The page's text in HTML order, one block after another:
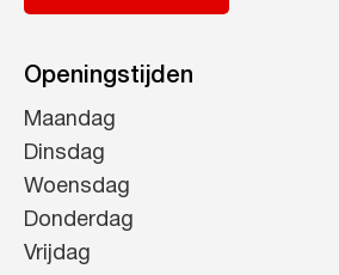
Openingstijden
Maandag
Dinsdag
Woensdag
Donderdag
Vrijdag